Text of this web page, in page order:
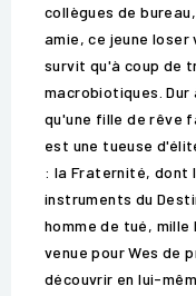
collègues de
amie, ce jeune
survit qu'à coup de
macrobiotiques.
qu'une fille de rêve
est une tueuse
: la Fraternité, dont
instruments du
homme de tué, mille
venue pour Wes de
découvrir en lui-